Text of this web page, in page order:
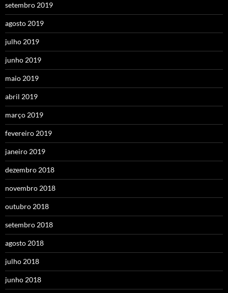
setembro 2019
agosto 2019
julho 2019
junho 2019
maio 2019
abril 2019
março 2019
fevereiro 2019
janeiro 2019
dezembro 2018
novembro 2018
outubro 2018
setembro 2018
agosto 2018
julho 2018
junho 2018